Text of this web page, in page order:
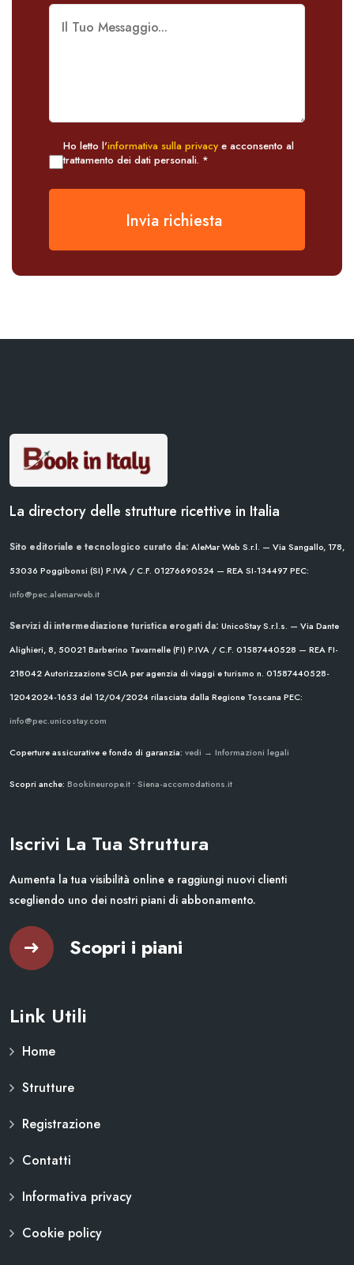
Ho letto l'informativa sulla privacy e acconsento al
trattamento dei dati personali. *
Invia richiesta
La directory delle strutture ricettive in Italia
Sito editoriale e tecnologico curato da: AleMar Web S.r.l. — Via Sangallo, 178,
53036 Poggibonsi (SI) P.IVA / C.F. 01276690524 — REA SI-134497PEC:
info@pec.alemarweb.it
Servizi di intermediazione turistica erogati da: UnicoStay S.r.l.s. — Via Dante
Alighieri, 8, 50021 Barberino Tavarnelle (FI) P.IVA / C.F. 01587440528 — REA FI-
218042Autorizzazione SCIA per agenzia di viaggi e turismo n. 01587440528-
12042024-1653 del 12/04/2024rilasciata dalla Regione Toscana PEC:
info@pec.unicostay.com
Coperture assicurative e fondo di garanzia: vedi → Informazioni legali
Scopri anche: Bookineurope.it • Siena-accomodations.it
Iscrivi La Tua Struttura
Aumenta la tua visibilità online e raggiungi nuovi clienti
scegliendo uno dei nostri piani di abbonamento.
Scopri i piani
Link Utili
Home
Strutture
Registrazione
Contatti
Informativa privacy
Cookie policy